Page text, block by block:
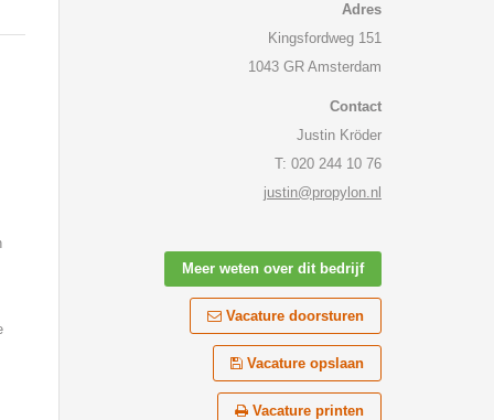
Adres
Kingsfordweg 151
1043 GR Amsterdam
Contact
Justin Kröder
T: 020 244 10 76
justin@propylon.nl
Meer weten over dit bedrijf
Vacature doorsturen
Vacature opslaan
Vacature printen